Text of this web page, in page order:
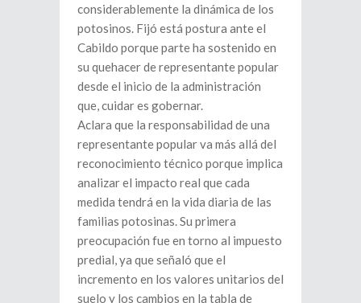
considerablemente la dinámica de los
potosinos. Fijó está postura ante el
Cabildo porque parte ha sostenido en
su quehacer de representante popular
desde el inicio de la administración
que, cuidar es gobernar.
Aclara que la responsabilidad de una
representante popular va más allá del
reconocimiento técnico porque implica
analizar el impacto real que cada
medida tendrá en la vida diaria de las
familias potosinas. Su primera
preocupación fue en torno al impuesto
predial, ya que señaló que el
incremento en los valores unitarios del
suelo y los cambios en la tabla de